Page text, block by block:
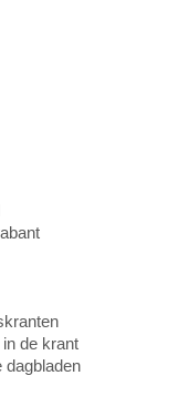
de krant
dagbladen